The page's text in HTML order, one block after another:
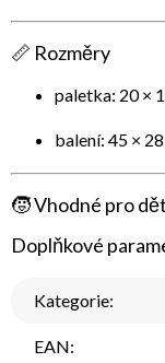
📏 Rozměry
paletka: 20 ×
balení: 45 ×
🧒 Vhodné pro
Doplňkové
Kategorie:
EAN: